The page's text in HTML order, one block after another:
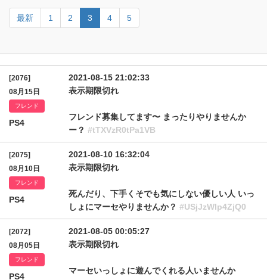
最新 1 2 3 4 5
[2076]
08月15日
フレンド
PS4
2021-08-15 21:02:33
表示期限切れ
フレンド募集してます〜 まったりやりませんか
ー？ #tTXVzR0tPa1VB
[2075]
08月10日
フレンド
PS4
2021-08-10 16:32:04
表示期限切れ
死んだり、下手くそでも気にしない優しい人 いっ
しょにマーセやりませんか？ #USjJzWlp4ZjQ0
[2072]
08月05日
フレンド
PS4
2021-08-05 00:05:27
表示期限切れ
マーセいっしょに遊んでくれる人いませんか